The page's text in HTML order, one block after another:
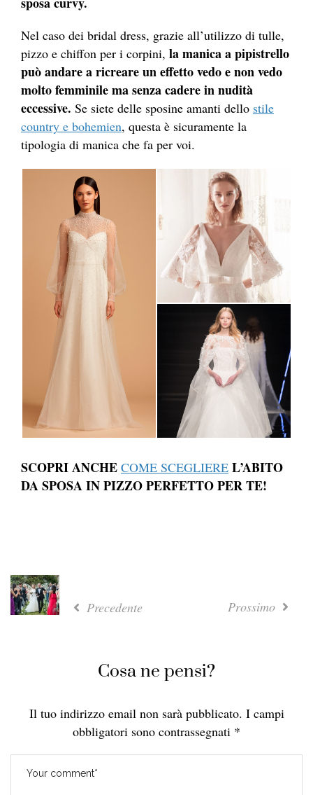
Nel caso dei bridal dress, grazie all’utilizzo di tulle,
pizzo e chiffon per i corpini, la manica a pipistrello
può andare a ricreare un effetto vedo e non vedo
molto femminile ma senza cadere in nudità
eccessive. Se siete delle sposine amanti dello stile
country e bohemien, questa è sicuramente la
tipologia di manica che fa per voi.
SCOPRI ANCHE COME SCEGLIERE L’ABITO
DA SPOSA IN PIZZO PERFETTO PER TE!
Precedente Prossimo
Cosa ne pensi?
Il tuo indirizzo email non sarà pubblicato. I campi
obbligatori sono contrassegnati *